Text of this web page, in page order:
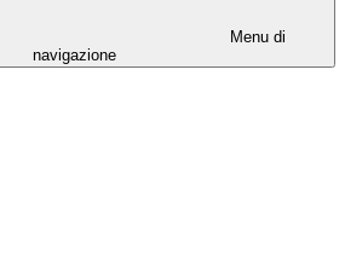
Menu di
navigazione